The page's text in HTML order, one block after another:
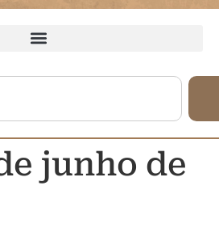
junho de